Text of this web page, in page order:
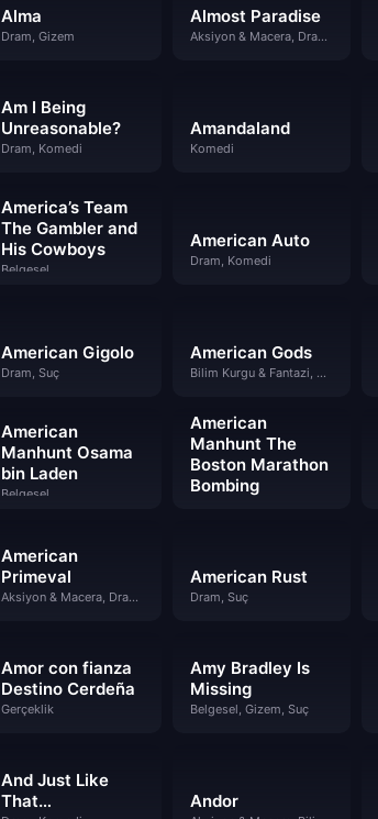
Alma
Dram, Gizem
Almost Paradise
Aksiyon & Macera, Dram, Suç
Am I Being
Unreasonable?
Dram, Komedi
Amandaland
Komedi
America’s Team
The Gambler and
His Cowboys
Belgesel
American Auto
Dram, Komedi
American Gigolo
Dram, Suç
American Gods
Bilim Kurgu & Fantazi, Dram, Gizem
American
Manhunt Osama
bin Laden
Belgesel
American
Manhunt The
Boston Marathon
Bombing
American
Primeval
Aksiyon & Macera, Dram, Vahşi Batı
American Rust
Dram, Suç
Amor con fianza
Destino Cerdeña
Gerçeklik
Amy Bradley Is
Missing
Belgesel, Gizem, Suç
And Just Like
That…
Andor